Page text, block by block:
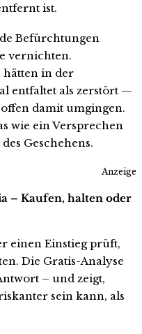
ist.
Befürchtungen
vernichten.
hätten in der
entfaltet als zerstört —
damit umgingen.
wie ein Versprechen
Geschehens.
Anzeige
– Kaufen, halten oder
einen Einstieg prüft,
Die Gratis-Analyse
– und zeigt,
sein kann, als